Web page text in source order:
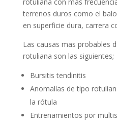
terrenos duros como el
en superficie dura, carrera
Las causas mas probables
rotuliana son las siguientes;
Bursitis tendinitis
Anomalías de tipo
la rótula
Entrenamientos por